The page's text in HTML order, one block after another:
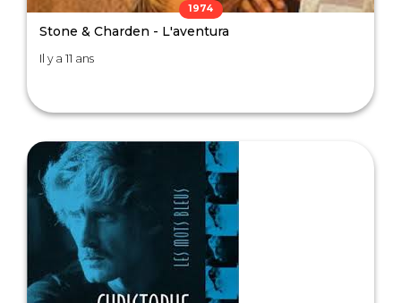
1974
Stone & Charden - L'aventura
Il y a 11 ans